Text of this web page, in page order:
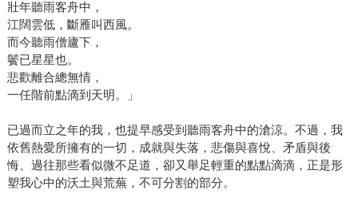
壯年聽雨客舟中，
江闊雲低，斷雁叫西風。
而今聽雨僧廬下，
鬢已星星也。
悲歡離合總無情，
一任階前點滴到天明。」
已過而立之年的我，也提早感受到聽雨客舟中的滄涼。不過，我
依舊熱愛所擁有的一切，成就與失落，悲傷與喜悅、矛盾與後
悔、過往那些看似微不足道，卻又舉足輕重的點點滴滴，正是形
塑我心中的沃土與荒蕪，不可分割的部分。